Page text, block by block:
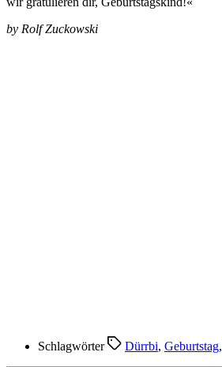
by Rolf Zuckowski
Schlagwörter Dürrbi, Geburtstag,